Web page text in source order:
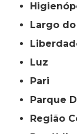
Largo
Luz
Pari
Parque
Região